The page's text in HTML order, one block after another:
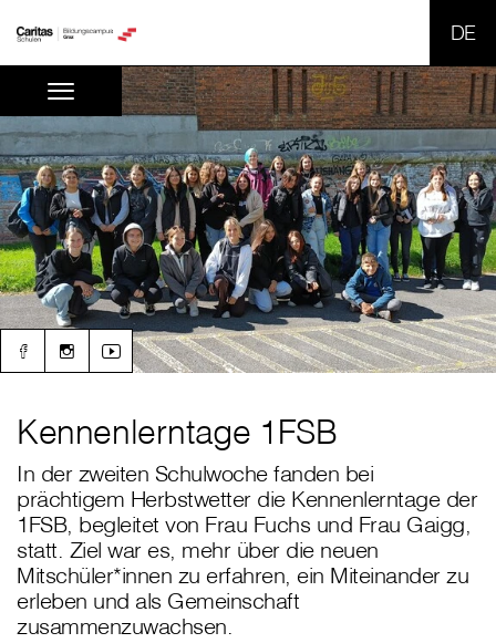
Kennenlerntage 1FSB
In der zweiten Schulwoche fanden bei
prächtigem Herbstwetter die Kennenlerntage der
1FSB, begleitet von Frau Fuchs und Frau Gaigg,
statt. Ziel war es, mehr über die neuen
Mitschüler*innen zu erfahren, ein Miteinander zu
erleben und als Gemeinschaft
zusammenzuwachsen.